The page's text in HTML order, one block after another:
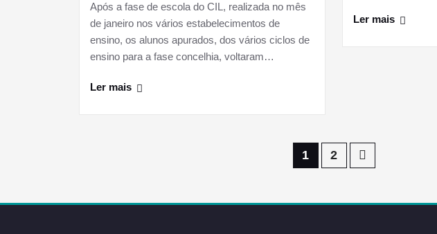
Após a fase de escola do CIL, realizada no mês
de janeiro nos vários estabelecimentos de
ensino, os alunos apurados, dos vários ciclos de
ensino para a fase concelhia, voltaram…
Ler mais
Ler mais
1 2